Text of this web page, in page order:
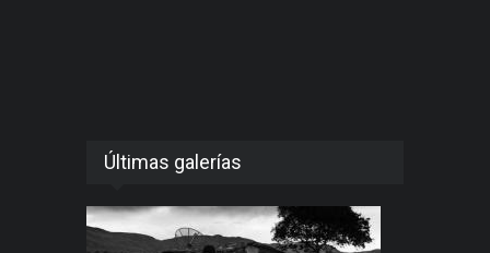
Últimas galerías